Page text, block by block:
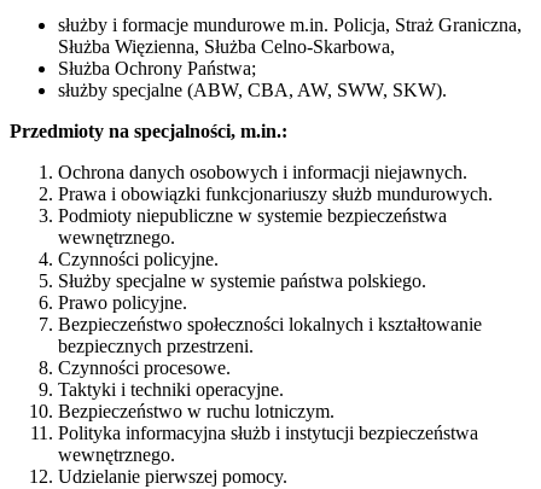
służby i formacje mundurowe m.in. Policja, Straż Graniczna,
Służba Więzienna, Służba Celno-Skarbowa,
Służba Ochrony Państwa;
służby specjalne (ABW, CBA, AW, SWW, SKW).
Przedmioty na specjalności, m.in.:
Ochrona danych osobowych i informacji niejawnych.
Prawa i obowiązki funkcjonariuszy służb mundurowych.
Podmioty niepubliczne w systemie bezpieczeństwa
wewnętrznego.
Czynności policyjne.
Służby specjalne w systemie państwa polskiego.
Prawo policyjne.
Bezpieczeństwo społeczności lokalnych i kształtowanie
bezpiecznych przestrzeni.
Czynności procesowe.
Taktyki i techniki operacyjne.
Bezpieczeństwo w ruchu lotniczym.
Polityka informacyjna służb i instytucji bezpieczeństwa
wewnętrznego.
Udzielanie pierwszej pomocy.